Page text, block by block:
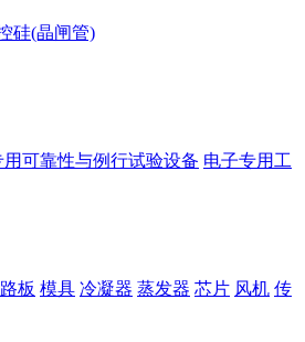
硅(晶闸管)
用可靠性与例行试验设备 电子专用工
板 模具 冷凝器 蒸发器 芯片 风机 传